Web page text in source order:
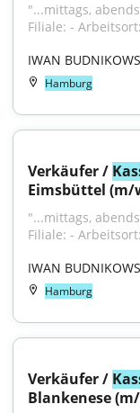
"...mittags,
Filiale: - Arbeitsort:
IWAN
Hamburg
Verkäufer /
Eimsbüttel (m/
"...mittags,
Filiale: - Arbeitsort:
IWAN
Hamburg
Verkäufer /
Blankenese